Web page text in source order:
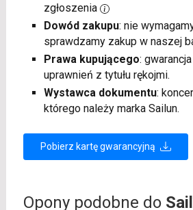
zgłoszenia
Dowód zakupu: nie
sprawdzamy zakup w naszej
Prawa kupującego:
uprawnień z tytułu rękojmi.
Wystawca dokumentu:
którego należy marka Sailun.
Pobierz kartę gwarancyjną
Opony podobne do